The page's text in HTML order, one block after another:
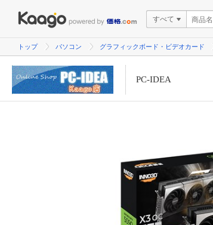
すべて
トップ パソコン グラフィックボード・ビデオカード
PC-IDEA